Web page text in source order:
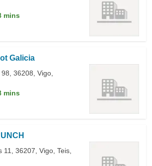
mins
Galicia
36208, Vigo,
mins
11, 36207, Vigo, Teis,